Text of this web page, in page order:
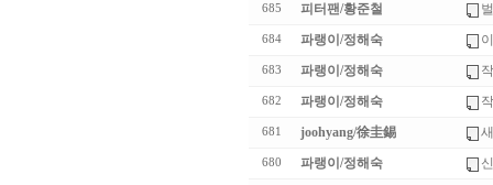
685 피터팬/황준철
684 파랭이/정해숙
683 파랭이/정해숙
682 파랭이/정해숙
681 joohyang/徐圭錫
680 파랭이/정해숙